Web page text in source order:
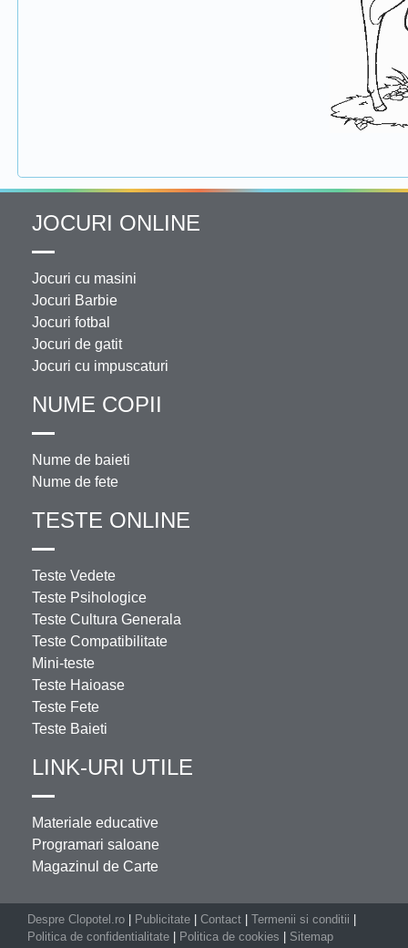
JOCURI ONLINE
Jocuri cu masini
Jocuri Barbie
Jocuri fotbal
Jocuri de gatit
Jocuri cu impuscaturi
NUME COPII
Nume de baieti
Nume de fete
TESTE ONLINE
Teste Vedete
Teste Psihologice
Teste Cultura Generala
Teste Compatibilitate
Mini-teste
Teste Haioase
Teste Fete
Teste Baieti
LINK-URI UTILE
Materiale educative
Programari saloane
Magazinul de Carte
Despre Clopotel.ro | Publicitate | Contact | Termenii si conditii |
Politica de confidentialitate | Politica de cookies | Sitemap